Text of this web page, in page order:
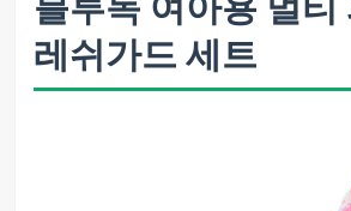
레쉬가드 세트